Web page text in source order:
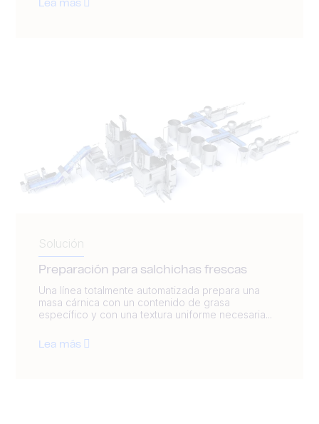
Lea más
Solución
Preparación para salchichas frescas
Una línea totalmente automatizada prepara una
masa cárnica con un contenido de grasa
específico y con una textura uniforme necesaria...
Lea más